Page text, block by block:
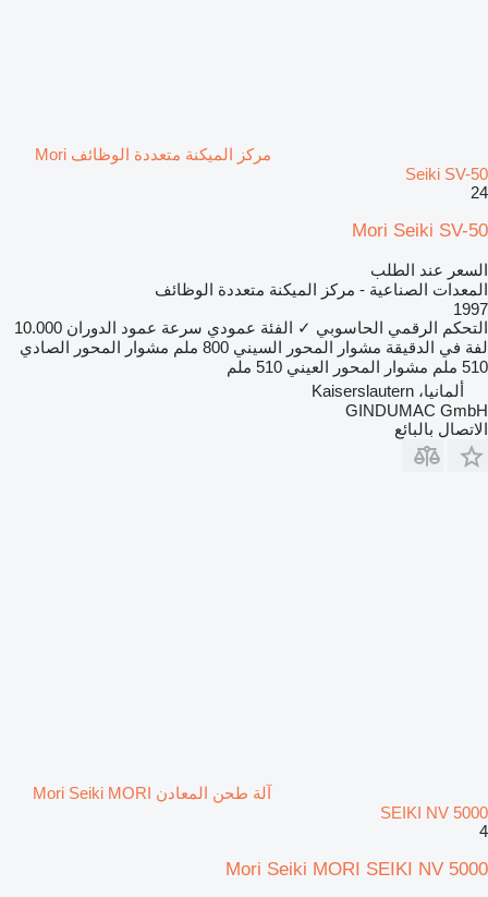
مركز الميكنة متعددة الوظائف Mori
Seiki SV-50
24
Mori Seiki SV-50
السعر عند الطلب
المعدات الصناعية - مركز الميكنة متعددة الوظائف
1997
التحكم الرقمي الحاسوبي ✓ الفئة عمودي سرعة عمود الدوران 10.000
لفة في الدقيقة مشوار المحور السيني 800 ملم
مشوار المحور الصادي
510 ملم
مشوار المحور العيني 510 ملم
ألمانيا، Kaiserslautern
GINDUMAC GmbH
الاتصال بالبائع
آلة طحن المعادن Mori Seiki MORI
SEIKI NV 5000
4
Mori Seiki MORI SEIKI NV 5000